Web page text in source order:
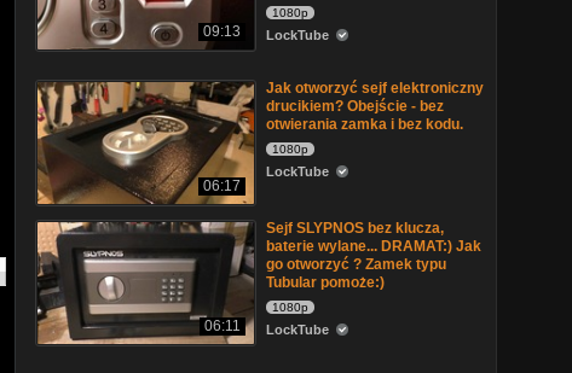
09:13
1080p
LockTube
06:17
Jak otworzyć sejf elektroniczny
drucikiem? Obejście - bez
otwierania zamka i bez kodu.
1080p
LockTube
06:11
Sejf SLYPNOS bez klucza,
baterie wylane... DRAMAT:) Jak
go otworzyć ? Zamek typu
Tubular pomoże:)
1080p
LockTube